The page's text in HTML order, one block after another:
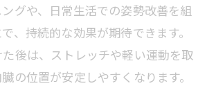
学ぶ正しい姿勢とぽっこりお腹防
や猫背を整体でセルフチェックす
グや、日常生活での姿勢改善を組
、持続的な効果が期待できます。
後は、ストレッチや軽い運動を取
の位置が安定しやすくなります。